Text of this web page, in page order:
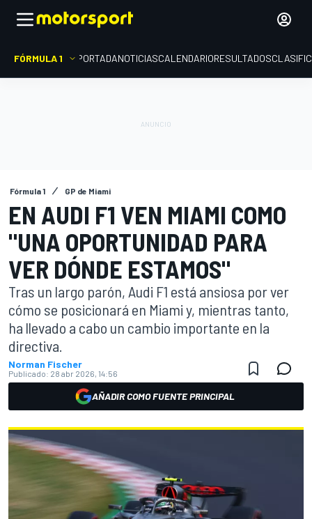
FÓRMULA 1 PORTADANOTICIASCALENDARIORESULTADOS
Fórmula 1 GP de Miami
EN AUDI F1 VEN MIAMI COMO
"UNA OPORTUNIDAD PARA
VER DÓNDE ESTAMOS"
Tras un largo parón, Audi F1 está ansiosa por ver
cómo se posicionará en Miami y, mientras tanto,
ha llevado a cabo un cambio importante en la
directiva.
Norman Fischer
Publicado: 28 abr 2026, 14:56
AÑADIR COMO FUENTE PRINCIPAL